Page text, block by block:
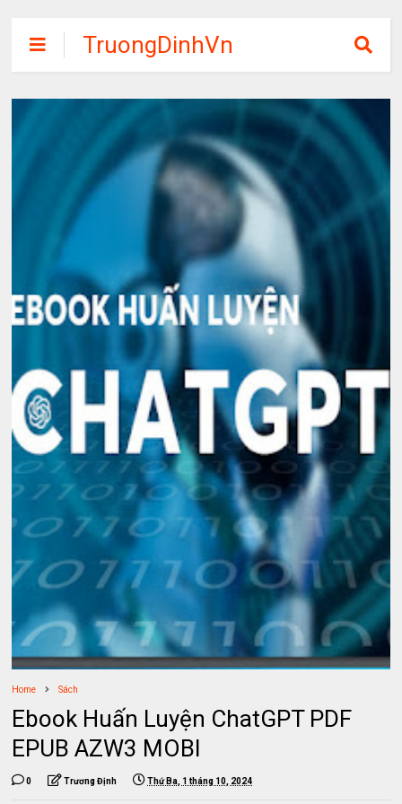
TruongDinhVn
Chia sẽ ebook,
các khóa học,
phần mềm học
tập miễn phí
Home Sách
Ebook Huấn Luyện ChatGPT PDF
EPUB AZW3 MOBI
0 Trương Định Thứ Ba, 1 tháng 10, 2024